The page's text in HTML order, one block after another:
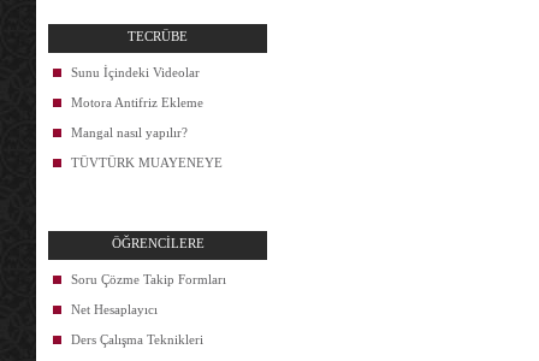
TECRÜBE
Sunu İçindeki Videolar
Motora Antifriz Ekleme
Mangal nasıl yapılır?
TÜVTÜRK MUAYENEYE
ÖĞRENCİLERE
Soru Çözme Takip Formları
Net Hesaplayıcı
Ders Çalışma Teknikleri